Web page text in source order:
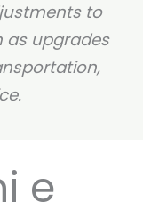
to
as upgrades
e